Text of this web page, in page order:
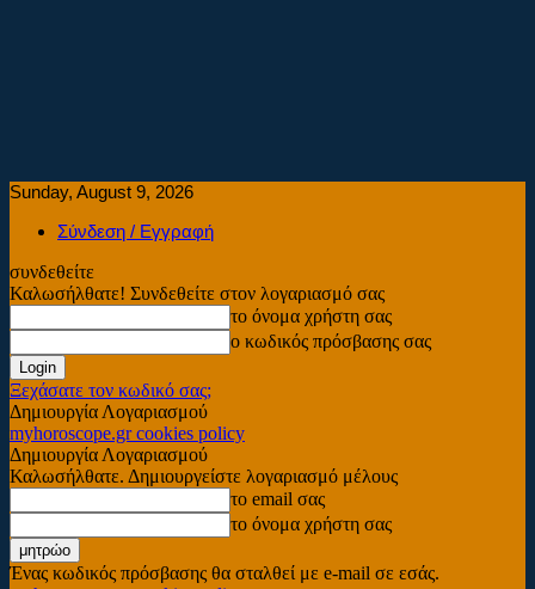
Sunday, August 9, 2026
Σύνδεση / Εγγραφή
συνδεθείτε
Καλωσήλθατε! Συνδεθείτε στον λογαριασμό σας
το όνομα χρήστη σας
ο κωδικός πρόσβασης σας
Ξεχάσατε τον κωδικό σας;
Δημιουργία Λογαριασμού
myhoroscope.gr cookies policy
Δημιουργία Λογαριασμού
Καλωσήλθατε. Δημιουργείστε λογαριασμό μέλους
το email σας
το όνομα χρήστη σας
Ένας κωδικός πρόσβασης θα σταλθεί με e-mail σε εσάς.